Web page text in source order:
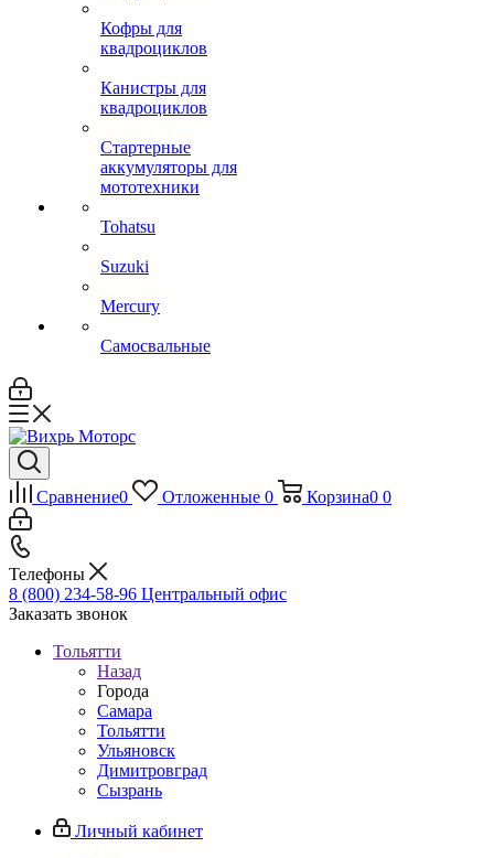
Кофры для
квадроциклов
Канистры для
квадроциклов
Стартерные
аккумуляторы для
мототехники
Tohatsu
Suzuki
Mercury
Самосвальные
Сравнение0 Отложенные 0 Корзина0 0
Телефоны
8 (800) 234-58-96 Центральный офис
Заказать звонок
Тольятти
Назад
Города
Самара
Тольятти
Ульяновск
Димитровград
Сызрань
Личный кабинет